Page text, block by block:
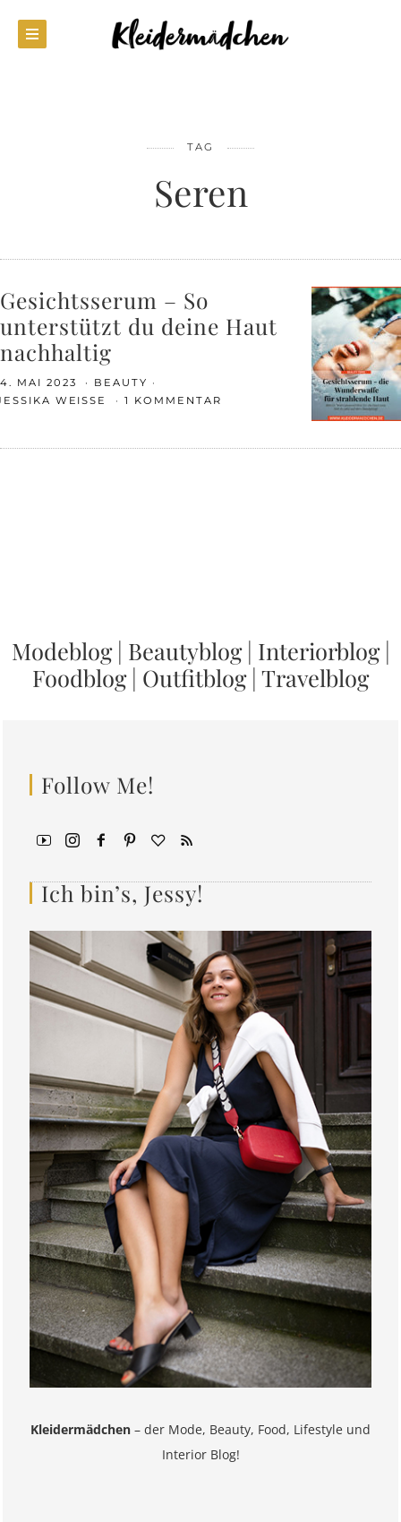
TAG
Seren
Gesichtsserum – So
unterstützt du deine Haut
nachhaltig
4. MAI 2023
BEAUTY
WEISSE
1 KOMMENTAR
Modeblog| Beautyblog| Interiorblog|
Foodblog| Outfitblog| Travelblog
Follow Me!
Ich bin’s, Jessy!
Kleidermädchen – der Mode, Beauty, Food, Lifestyle und
Interior Blog!